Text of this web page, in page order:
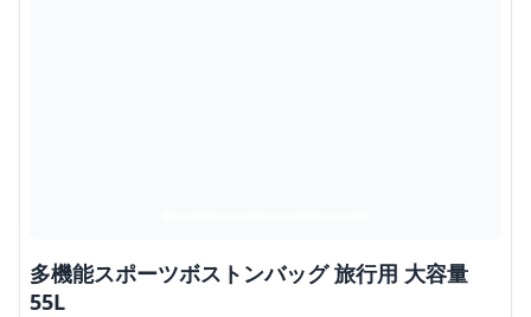
多機能スポーツボストンバッグ 旅行用 大容量
55L